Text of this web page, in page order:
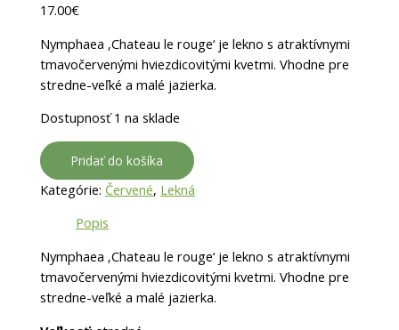
17.00€
Nymphaea ‚Chateau le rouge‘ je lekno s atraktívnymi
tmavočervenými hviezdicovitými kvetmi. Vhodne pre
stredne-veľké a malé jazierka.
Dostupnosť 1 na sklade
Pridať do košíka
Kategórie: Červené, Lekná
Popis
Nymphaea ‚Chateau le rouge‘ je lekno s atraktívnymi
tmavočervenými hviezdicovitými kvetmi. Vhodne pre
stredne-veľké a malé jazierka.